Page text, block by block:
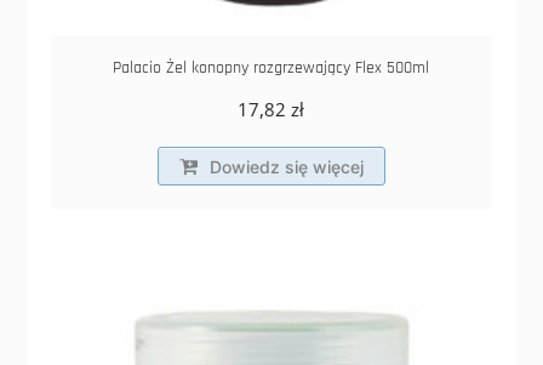
Palacio Żel konopny rozgrzewający Flex 500ml
17,82zł
Dowiedz się więcej